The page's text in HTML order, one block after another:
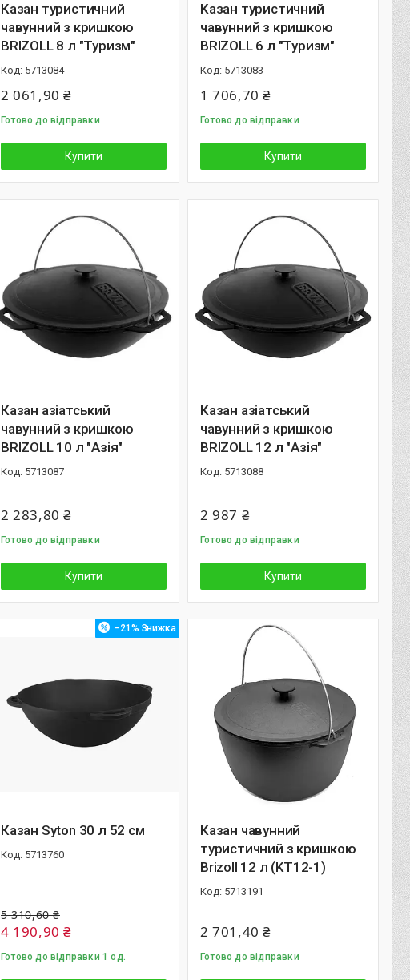
Казан туристичний
чавунний з кришкою
BRIZOLL 8 л "Туризм"
5713084
2 061,90 ₴
Готово до відправки
Купити
Казан туристичний
чавунний з кришкою
BRIZOLL 6 л "Туризм"
5713083
1 706,70 ₴
Готово до відправки
Купити
Казан азiатський
чавунний з кришкою
BRIZOLL 10 л "Азiя"
5713087
2 283,80 ₴
Готово до відправки
Купити
Казан азiатський
чавунний з кришкою
BRIZOLL 12 л "Азiя"
5713088
2 987 ₴
Готово до відправки
Купити
–21%
Казан Syton 30 л 52 см
5713760
5 310,60 ₴
4 190,90 ₴
Готово до відправки 1 од.
Казан чавунний
туристичний з кришкою
Brizoll 12 л (KT12-1)
5713191
2 701,40 ₴
Готово до відправки